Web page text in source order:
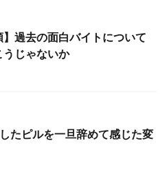
】過去の面白バイトについて
うじゃないか
たピルを一旦辞めて感じた変